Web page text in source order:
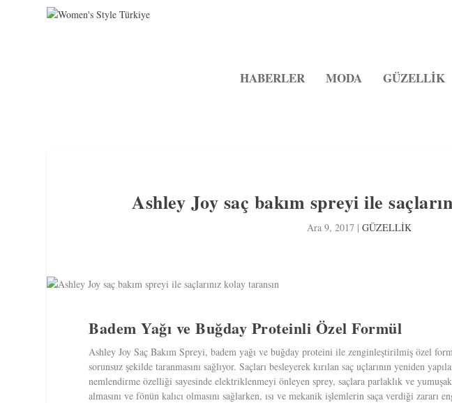
HABERLER MODA GÜZELLİK
Ashley Joy saç bakım spreyi ile
Ara 9, 2017| GÜZELLİK
Badem Yağı ve Buğday Proteinli Özel Formül
Ashley Joy Saç Bakım Spreyi, badem yağı ve buğday proteini ile zenginleştirilmiş özel
sorunsuz şekilde taranmasını sağlıyor. Saçları besleyerek kırılan saç uçlarının yeniden
nemlendirme özelliği sayesinde elektriklenmeyi önleyen sprey, saçlara parlaklık ve
almasını ve fönün kalıcı olmasını sağlarken, ısı ve mekanik işlemlerin saça verdiği zararı